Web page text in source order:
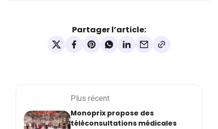
Partager l’article:
Plus récent
Monoprix propose des
téléconsultations médicales